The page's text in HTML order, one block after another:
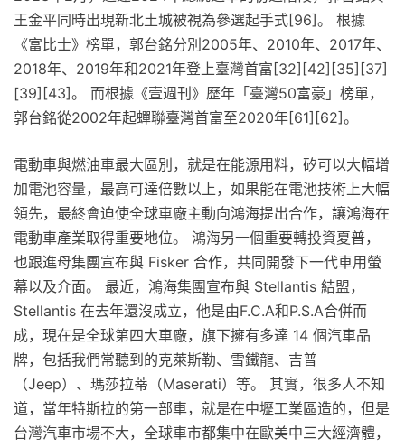
王金平同時出現新北土城被視為參選起手式[96]。 根據
《富比士》榜單，郭台銘分別2005年、2010年、2017年、
2018年、2019年和2021年登上臺灣首富[32][42][35][37]
[39][43]。 而根據《壹週刊》歷年「臺灣50富豪」榜單，
郭台銘從2002年起蟬聯臺灣首富至2020年[61][62]。
電動車與燃油車最大區別，就是在能源用料，矽可以大幅增
加電池容量，最高可達倍數以上，如果能在電池技術上大幅
領先，最終會迫使全球車廠主動向鴻海提出合作，讓鴻海在
電動車產業取得重要地位。 鴻海另一個重要轉投資夏普，
也跟進母集團宣布與 Fisker 合作，共同開發下一代車用螢
幕以及介面。 最近，鴻海集團宣布與 Stellantis 結盟，
Stellantis 在去年還沒成立，他是由F.C.A和P.S.A合併而
成，現在是全球第四大車廠，旗下擁有多達 14 個汽車品
牌，包括我們常聽到的克萊斯勒、雪鐵龍、吉普
（Jeep）、瑪莎拉蒂（Maserati）等。 其實，很多人不知
道，當年特斯拉的第一部車，就是在中壢工業區造的，但是
台灣汽車市場不大，全球車市都集中在歐美中三大經濟體，